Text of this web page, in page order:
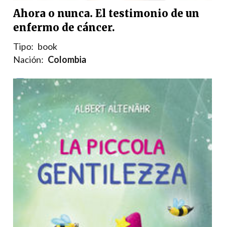
Ahora o nunca. El testimonio de un
enfermo de cáncer.
Tipo: book
Nación: Colombia